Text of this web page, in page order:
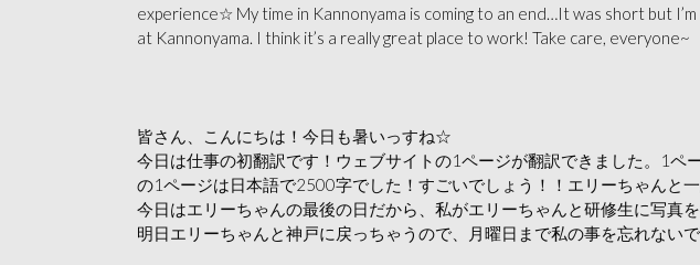
experience☆ My time in Kannonyama is coming to an end…It was short but
at Kannonyama. I think it’s a really great place to work! Take care, everyone~
皆さん、こんにちは！今日も暑いっすね☆
今日は仕事の初翻訳です！ウェブサイトの1ページが翻訳できました。1
の1ページは日本語で2500字でした！すごいでしょう！！エリーちゃんと
今日はエリーちゃんの最後の日だから、私がエリーちゃんと研修生に写
明日エリーちゃんと神戸に戻っちゃうので、月曜日まで私の事を忘れないで